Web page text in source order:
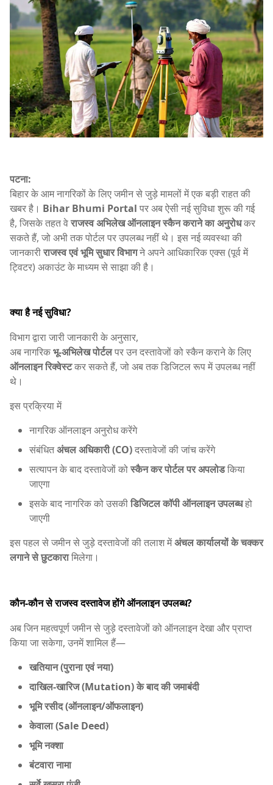
पटना:
बिहार के आम नागरिकों के लिए जमीन से जुड़े मामलों में एक बड़ी राहत की
खबर है। Bihar Bhumi Portal पर अब ऐसी नई सुविधा शुरू की गई
है, जिसके तहत वेराजस्व अभिलेख ऑनलाइन स्कैन कराने का अनुरोधकर
सकते हैं, जो अभी तक पोर्टल पर उपलब्ध नहीं थे। इस नई व्यवस्था की
जानकारीराजस्व एवं भूमि सुधार विभागने अपने आधिकारिक एक्स (पूर्व में
ट्विटर) अकाउंट के माध्यम से साझा की है।
क्या है नई सुविधा?
विभाग द्वारा जारी जानकारी के अनुसार,
अब नागरिकभू-अभिलेख पोर्टलपर उन दस्तावेजों को स्कैन कराने के लिए
ऑनलाइन रिक्वेस्टकर सकते हैं, जो अब तक डिजिटल रूप में उपलब्ध नहीं
थे।
इस प्रक्रिया में
नागरिक ऑनलाइन अनुरोध करेंगे
संबंधितअंचल अधिकारी (CO)दस्तावेजों की जांच करेंगे
सत्यापन के बाद दस्तावेजों कोस्कैन कर पोर्टल पर अपलोडकिया
जाएगा
इसके बाद नागरिक को उसकीडिजिटल कॉपी ऑनलाइन उपलब्धहो
जाएगी
इस पहल से जमीन से जुड़े दस्तावेजों की तलाश मेंअंचल कार्यालयों के चक्कर
लगाने से छुटकारामिलेगा।
कौन-कौन से राजस्व दस्तावेज होंगे ऑनलाइन उपलब्ध?
अब जिन महत्वपूर्ण जमीन से जुड़े दस्तावेजों को ऑनलाइन देखा और प्राप्त
किया जा सकेगा, उनमें शामिल हैं—
खतियान (पुराना एवं नया)
दाखिल-खारिज (Mutation) के बाद की जमाबंदी
भूमि रसीद (ऑनलाइन/ऑफलाइन)
केवाला (Sale Deed)
भूमि नक्शा
बंटवारा नामा